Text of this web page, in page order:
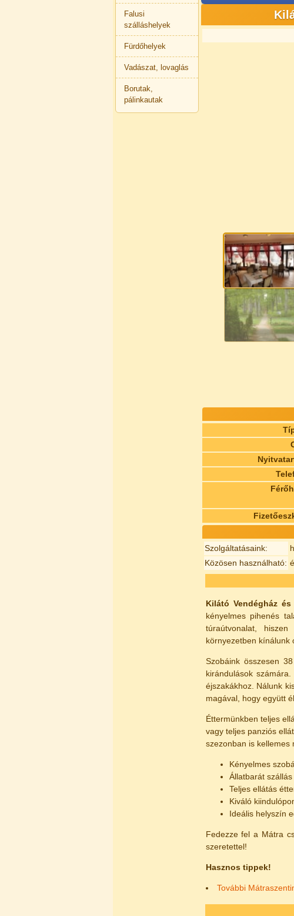
Falusi
szálláshelyek
Fürdőhelyek
Vadászat, lovaglás
Borutak,
pálinkautak
Szolgáltatásaink:
Közösen használható:
Kilátó Vendégház és
kényelmes pihenés
túraútvonalat,
környezetben kínálunk
Szobáink összesen
kirándulások
éjszakákhoz. Nálunk
magával, hogy együtt
Éttermünkben teljes
vagy teljes panziós
szezonban is kellemes
Kényelmes
Állatbarát
Teljes ellátás
Kiváló
Ideális helyszín
Fedezze fel a Mátra
szeretettel!
Hasznos tippek!
További